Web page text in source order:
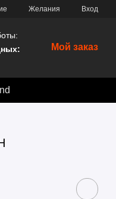
Желания Вход
Мой заказ